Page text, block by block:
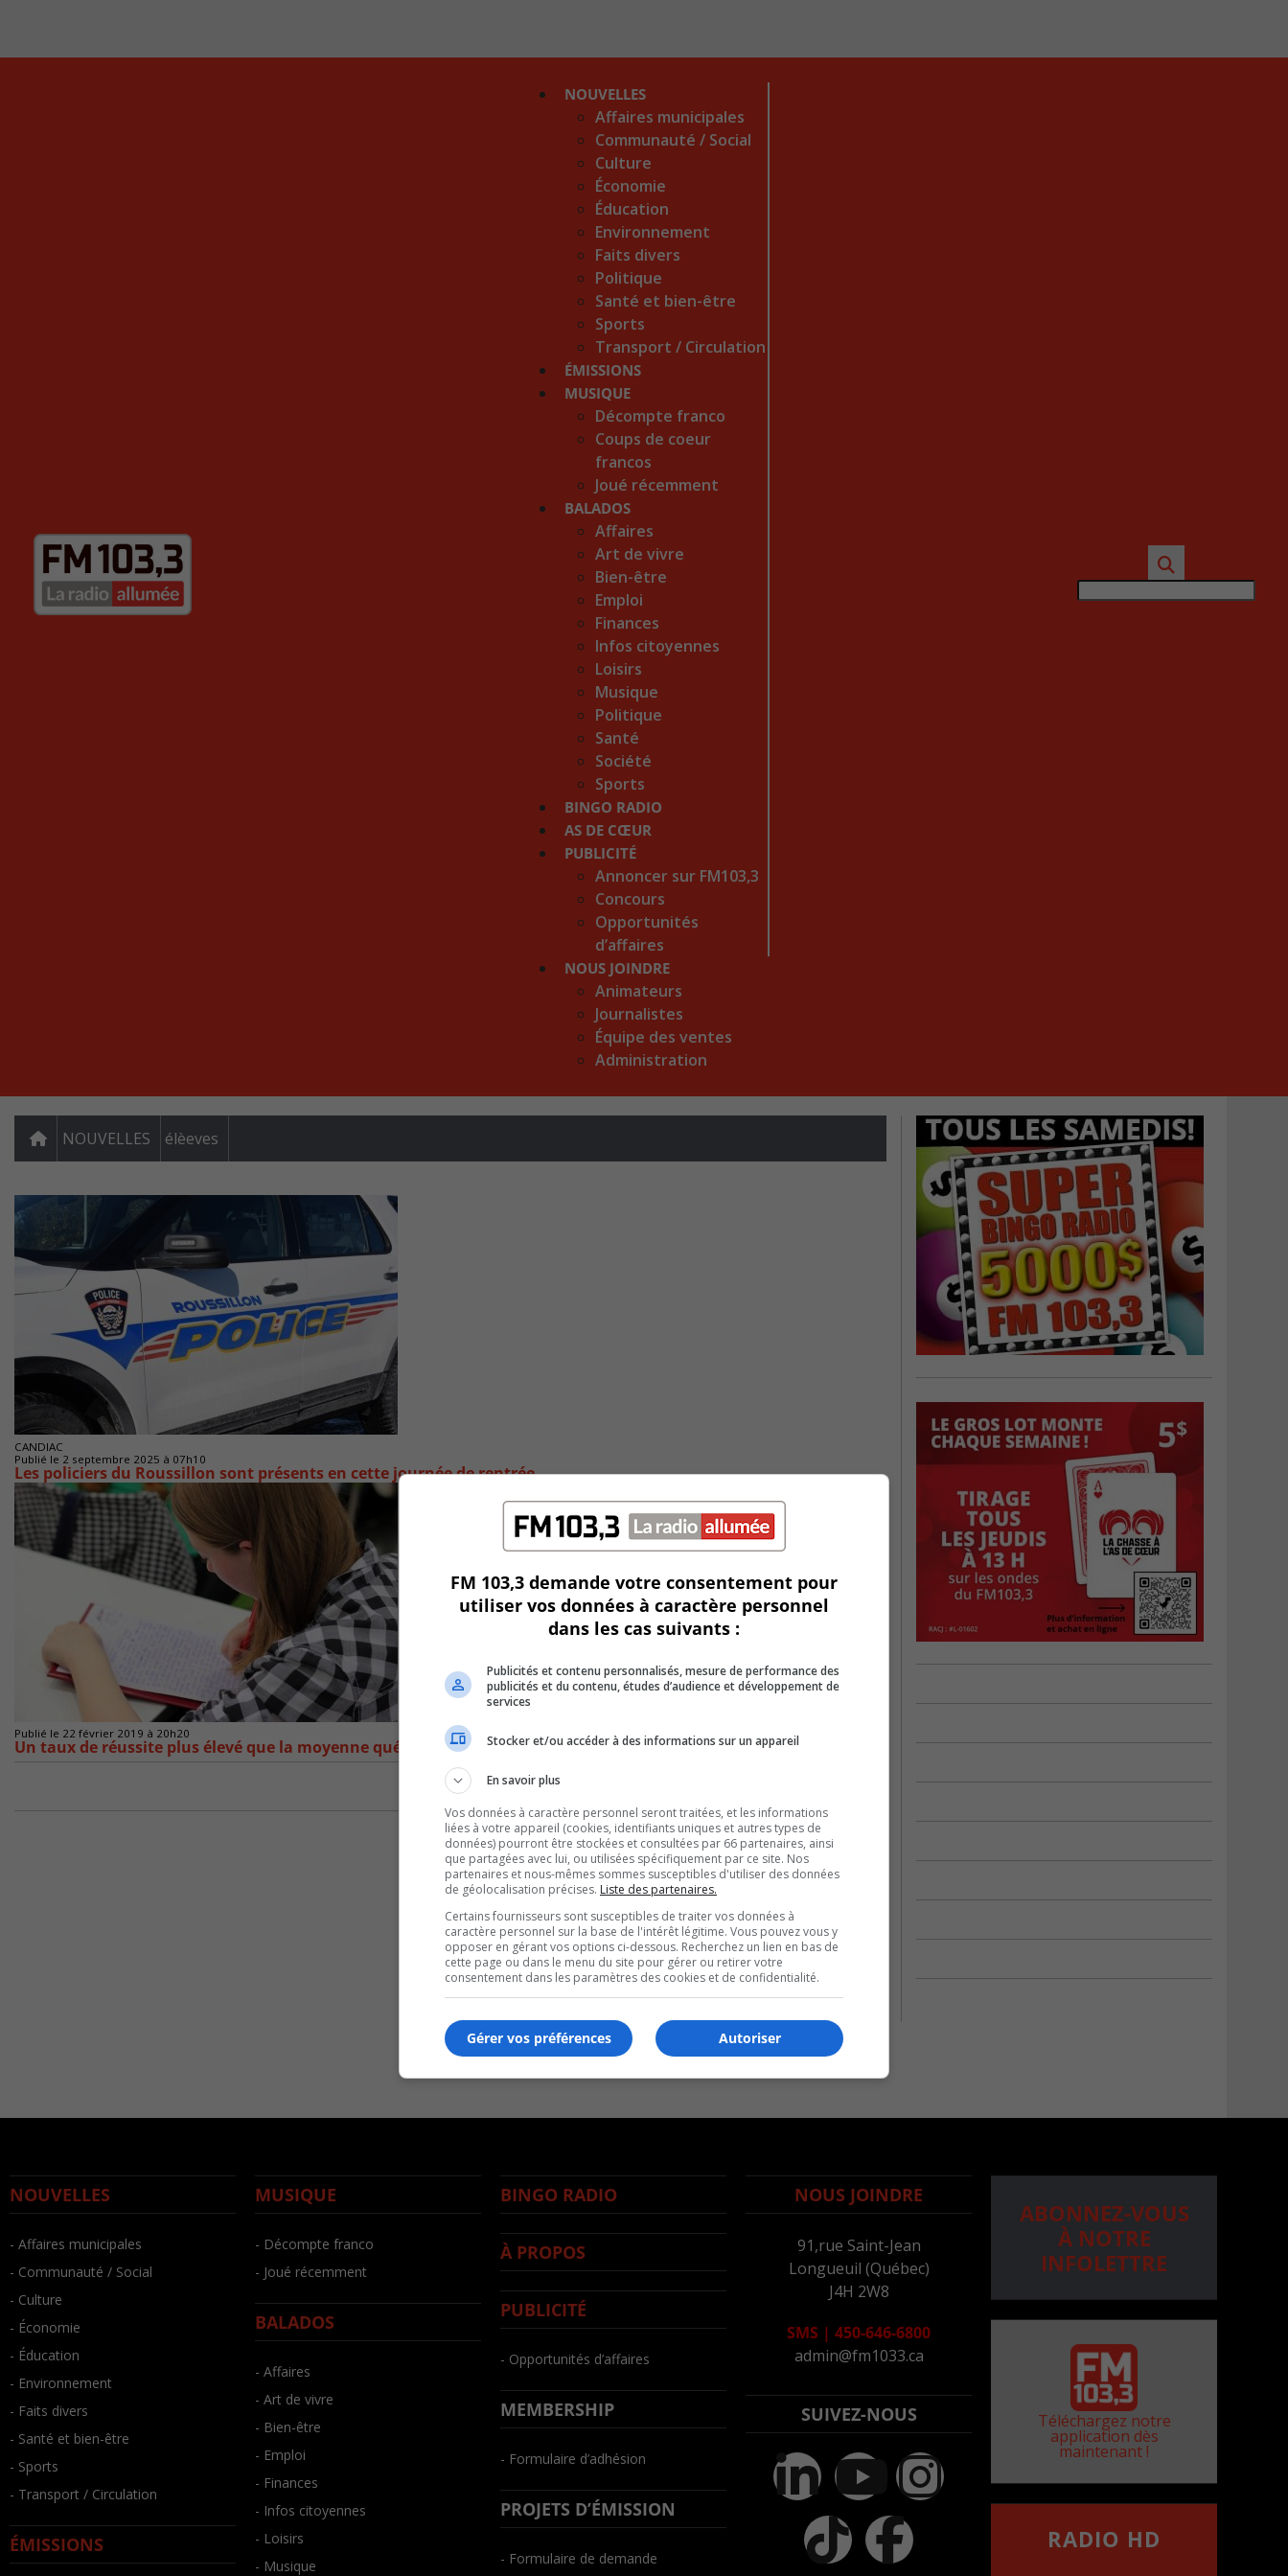
NOUVELLES
Affaires municipales
Communauté / Social
Culture
Économie
Éducation
Environnement
Faits divers
Politique
Santé et bien-être
Sports
Transport / Circulation
ÉMISSIONS
MUSIQUE
Décompte franco
Coups de coeur
francos
Joué récemment
BALADOS
Affaires
Art de vivre
Bien-être
Emploi
Finances
Infos citoyennes
Loisirs
Musique
Politique
Santé
Société
Sports
BINGO RADIO
AS DE CŒUR
PUBLICITÉ
Annoncer sur FM103,3
Concours
Opportunités
d’affaires
NOUS JOINDRE
Animateurs
Journalistes
Équipe des ventes
Administration
NOUVELLES élèeves
CANDIAC
Publié le 2 septembre 2025 à 07h10
Les policiers du Roussillon sont présents en cette journée de rentrée
Publié le 22 février 2019 à 20h20
Un taux de réussite plus élevé que la moyenne québécoise à la CSP
NOUVELLES
- Affaires municipales
- Communauté / Social
- Culture
- Économie
- Éducation
- Environnement
- Faits divers
- Santé et bien-être
- Sports
- Transport / Circulation
ÉMISSIONS
MUSIQUE
- Décompte franco
- Joué récemment
BALADOS
- Affaires
- Art de vivre
- Bien-être
- Emploi
- Finances
- Infos citoyennes
- Loisirs
- Musique
BINGO RADIO
À PROPOS
PUBLICITÉ
- Opportunités d’affaires
MEMBERSHIP
- Formulaire d’adhésion
PROJETS D’ÉMISSION
- Formulaire de demande
NOUS JOINDRE
91,rue Saint-Jean
Longueuil (Québec)
J4H 2W8
SMS | 450-646-6800
admin@fm1033.ca
SUIVEZ-NOUS
ABONNEZ-VOUS
À NOTRE
INFOLETTRE
Téléchargez notre
application dès
maintenant !
RADIO HD
FM 103,3 demande votre consentement pour
utiliser vos données à caractère personnel
dans les cas suivants :
Publicités et contenu personnalisés, mesure de performance des
publicités et du contenu, études d’audience et développement de
services
Stocker et/ou accéder à des informations sur un appareil
En savoir plus
Vos données à caractère personnel seront traitées, et les informations
liées à votre appareil (cookies, identifiants uniques et autres types de
données) pourront être stockées et consultées par 66 partenaires, ainsi
que partagées avec lui, ou utilisées spécifiquement par ce site. Nos
partenaires et nous-mêmes sommes susceptibles d'utiliser des données
de géolocalisation précises. Liste des partenaires.
Certains fournisseurs sont susceptibles de traiter vos données à
caractère personnel sur la base de l'intérêt légitime. Vous pouvez vous y
opposer en gérant vos options ci-dessous. Recherchez un lien en bas de
cette page ou dans le menu du site pour gérer ou retirer votre
consentement dans les paramètres des cookies et de confidentialité.
Autoriser
Gérer vos préférences